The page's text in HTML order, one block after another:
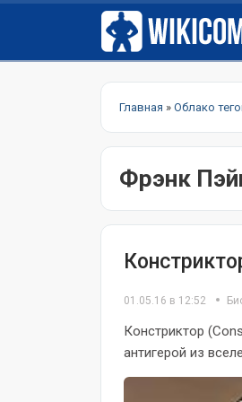
Главная » Облако
Фрэнк
01.05.16 в 12:52
Констриктор
антигерой из